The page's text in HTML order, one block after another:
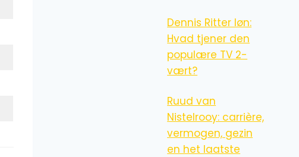
Dennis Ritter løn:
Hvad tjener den
populære TV 2-
vært?
Ruud van
Nistelrooy: carrière,
vermogen, gezin
en het laatste